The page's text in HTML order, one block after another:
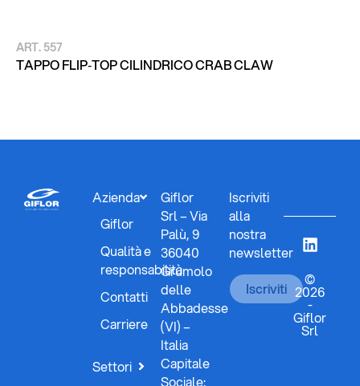
ART. 557
TAPPO FLIP‑TOP CILINDRICO CRAB CLAW
Azienda
Giflor
Qualità e
responsabilità
Contatti
Carriere
Settori
Giflor
Srl – Via
Palù, 9
36040
Grumolo
delle
Abbadesse
(VI) –
Italia
Capitale
Sociale:
Iscriviti
alla
nostra
newsletter
Iscriviti
©
2026
-
Giflor
Srl